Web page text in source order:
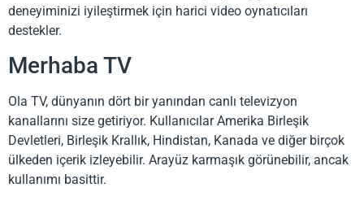
deneyiminizi iyileştirmek için harici video oynatıcıları
destekler.
Merhaba TV
Ola TV, dünyanın dört bir yanından canlı televizyon
kanallarını size getiriyor. Kullanıcılar Amerika Birleşik
Devletleri, Birleşik Krallık, Hindistan, Kanada ve diğer birçok
ülkeden içerik izleyebilir. Arayüz karmaşık görünebilir, ancak
kullanımı basittir.